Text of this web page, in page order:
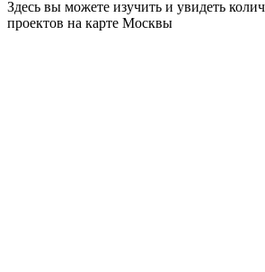
Здесь вы можете изучить и увидеть
проектов на карте Москвы